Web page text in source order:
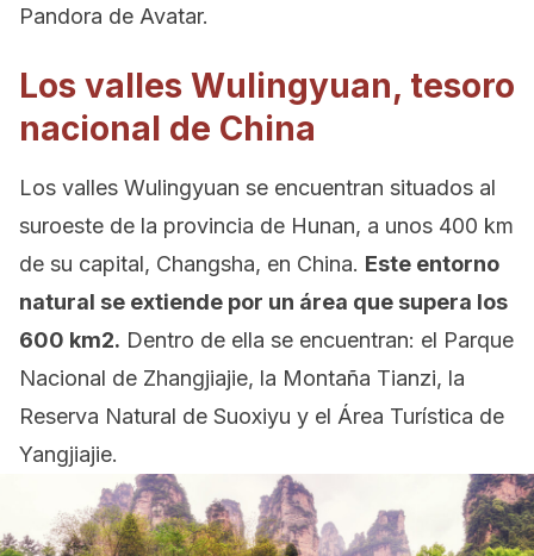
Pandora de Avatar.
Los valles Wulingyuan, tesoro
nacional de China
Los valles Wulingyuan se encuentran situados al
suroeste de la provincia de Hunan, a unos 400 km
de su capital, Changsha, en China. Este entorno
natural se extiende por un área que supera los
600 km2. Dentro de ella se encuentran: el Parque
Nacional de Zhangjiajie, la Montaña Tianzi, la
Reserva Natural de Suoxiyu y el Área Turística de
Yangjiajie.